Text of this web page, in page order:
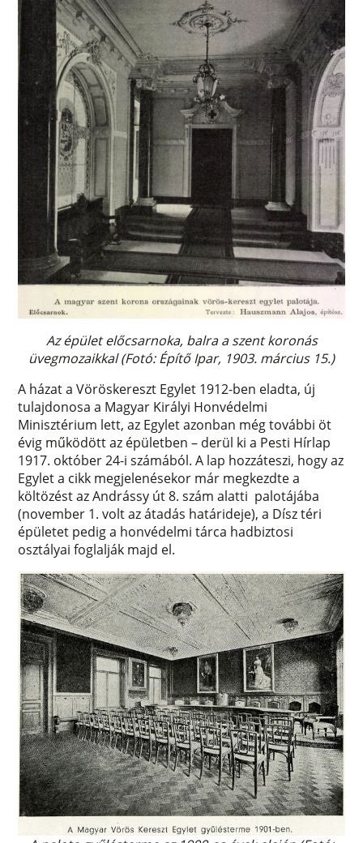
Az épület előcsarnoka, balra a szent koronás
üvegmozaikkal (Fotó: Építő Ipar, 1903. március 15.)
A házat a Vöröskereszt Egylet 1912-ben eladta, új
tulajdonosa a Magyar Királyi Honvédelmi
Minisztérium lett, az Egylet azonban még további öt
évig működött az épületben – derül ki a Pesti Hírlap
1917. október 24-i számából. A lap hozzáteszi, hogy az
Egylet a cikk megjelenésekor már megkezdte a
költözést az Andrássy út 8. szám alatti palotájába
(november 1. volt az átadás határideje), a Dísz téri
épületet pedig a honvédelmi tárca hadbiztosi
osztályai foglalják majd el.